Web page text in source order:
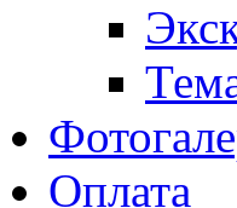
Оплата